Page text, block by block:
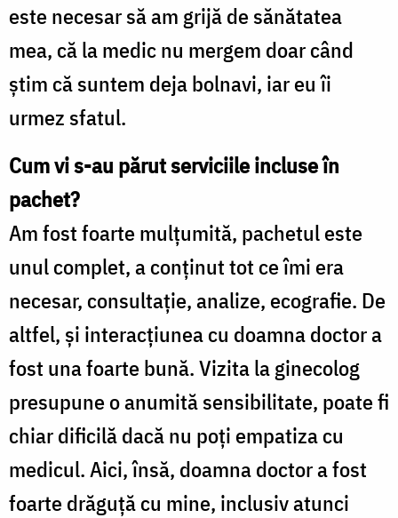
este necesar să am grijă de sănătatea
mea, că la medic nu mergem doar când
ştim că suntem deja bolnavi, iar eu îi
urmez sfatul.
Cum vi s-au părut serviciile incluse în
pachet?
Am fost foarte mulţumită, pachetul este
unul complet, a conţinut tot ce îmi era
necesar, consultaţie, analize, ecografie. De
altfel, şi interacţiunea cu doamna doctor a
fost una foarte bună. Vizita la ginecolog
presupune o anumită sensibilitate, poate fi
chiar dificilă dacă nu poţi empatiza cu
medicul. Aici, însă, doamna doctor a fost
foarte drăguţă cu mine, inclusiv atunci